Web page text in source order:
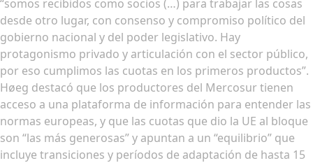
“somos recibidos como socios (…) para trabajar las cosas
desde otro lugar, con consenso y compromiso político del
gobierno nacional y del poder legislativo. Hay
protagonismo privado y articulación con el sector público,
por eso cumplimos las cuotas en los primeros productos”.
Høeg destacó que los productores del Mercosur tienen
acceso a una plataforma de información para entender las
normas europeas, y que las cuotas que dio la UE al bloque
son “las más generosas” y apuntan a un “equilibrio” que
incluye transiciones y períodos de adaptación de hasta 15